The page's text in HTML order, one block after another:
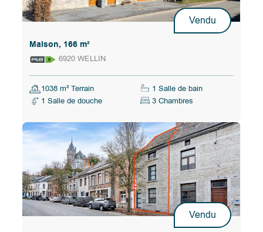
Vendu
Maison, 166 m²
6920 WELLIN
1038 m² Terrain
1 Salle de bain
1 Salle de douche
3 Chambres
Vendu